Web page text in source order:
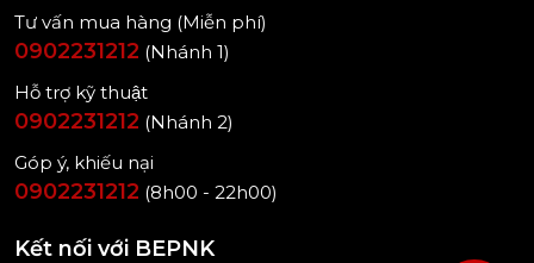
Tư vấn mua hàng (Miễn phí)
0902231212 (Nhánh 1)
Hỗ trợ kỹ thuật
0902231212 (Nhánh 2)
Góp ý, khiếu nại
0902231212 (8h00 - 22h00)
Kết nối với BEPNK